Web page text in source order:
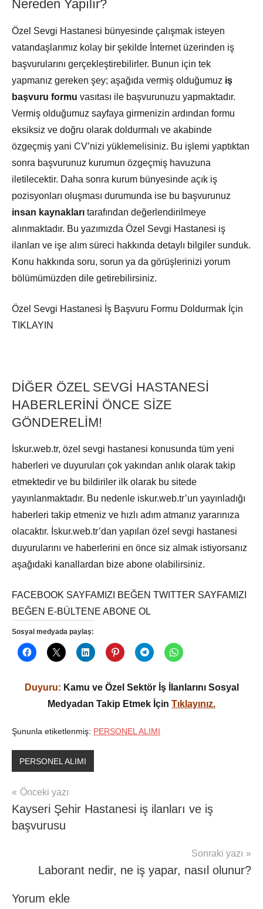
Nereden Yapılır?
Özel Sevgi Hastanesi bünyesinde çalışmak isteyen
vatandaşlarımız kolay bir şekilde İnternet üzerinden iş
başvurularını gerçekleştirebilirler. Bunun için tek
yapmanız gereken şey; aşağıda vermiş olduğumuz iş
başvuru formu vasıtası ile başvurunuzu yapmaktadır.
Vermiş olduğumuz sayfaya girmenizin ardından formu
eksiksiz ve doğru olarak doldurmalı ve akabinde
özgeçmiş yani CV’nizi yüklemelisiniz. Bu işlemi yaptıktan
sonra başvurunuz kurumun özgeçmiş havuzuna
iletilecektir. Daha sonra kurum bünyesinde açık iş
pozisyonları oluşması durumunda ise bu başvurunuz
insan kaynakları tarafından değerlendirilmeye
alınmaktadır. Bu yazımızda Özel Sevgi Hastanesi iş
ilanları ve işe alım süreci hakkında detaylı bilgiler sunduk.
Konu hakkında soru, sorun ya da görüşlerinizi yorum
bölümümüzden dile getirebilirsiniz.
Özel Sevgi Hastanesi İş Başvuru Formu Doldurmak İçin
TIKLAYIN
DİĞER ÖZEL SEVGİ HASTANESİ
HABERLERİNİ ÖNCE SİZE
GÖNDERELİM!
İskur.web.tr, özel sevgi hastanesi konusunda tüm yeni
haberleri ve duyuruları çok yakından anlık olarak takip
etmektedir ve bu bildiriler ilk olarak bu sitede
yayınlanmaktadır. Bu nedenle iskur.web.tr’un yayınladığı
haberleri takip etmeniz ve hızlı adım atmanız yararınıza
olacaktır. İskur.web.tr’dan yapılan özel sevgi hastanesi
duyurularını ve haberlerini en önce siz almak istiyorsanız
aşağıdaki kanallardan bize abone olabilirsiniz.
FACEBOOK SAYFAMIZI BEĞEN TWITTER SAYFAMIZI
BEĞEN E-BÜLTENE ABONE OL
Sosyal medyada paylaş:
Duyuru: Kamu ve Özel Sektör İş İlanlarını Sosyal
Medyadan Takip Etmek İçin Tıklayınız.
Şununla etiketlenmiş: PERSONEL ALIMI
PERSONEL ALIMI
Yazı
gezinmesi
Önceki yazı
Kayseri Şehir Hastanesi iş ilanları ve iş
başvurusu
Sonraki yazı
Laborant nedir, ne iş yapar, nasıl olunur?
Yorum ekle